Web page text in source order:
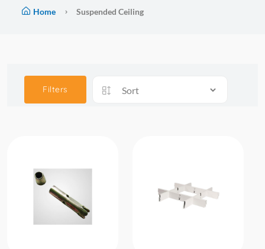
Home Suspended Ceiling
Filters